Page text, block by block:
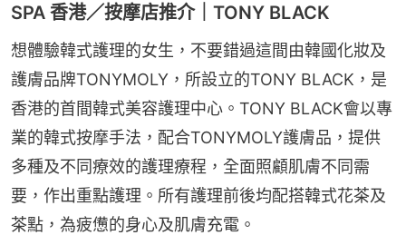
SPA 香港／按摩店推介｜TONY BLACK
想體驗韓式護理的女生，不要錯過這間由韓國化妝及
護膚品牌TONYMOLY，所設立的TONY BLACK，是
香港的首間韓式美容護理中心。TONY BLACK會以專
業的韓式按摩手法，配合TONYMOLY護膚品，提供
多種及不同療效的護理療程，全面照顧肌膚不同需
要，作出重點護理。所有護理前後均配搭韓式花茶及
茶點，為疲憊的身心及肌膚充電。